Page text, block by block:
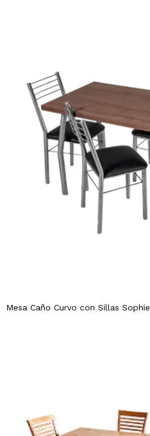
Mesa Caño Curvo con Sillas Sophie